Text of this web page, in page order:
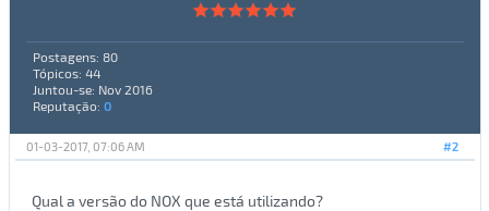
Postagens: 80
Tópicos: 44
Juntou-se: Nov 2016
Reputação: 0
#2
01-03-2017, 07:06 AM
Qual a versão do NOX que está utilizando?